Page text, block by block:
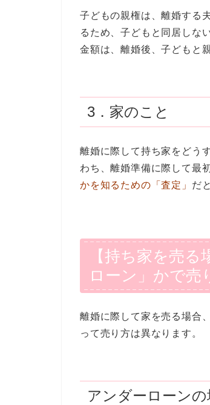
子どもの親権は、離婚する
るため、子どもと同居しな
金額は、離婚後、子どもと
3．家のこと
離婚に際して持ち家をどう
わち、離婚準備に際して最
かを知るための「査定」 だ
【持ち家を売
ローン」かで売
離婚に際して家を売る場合
って売り方は異なります。
アンダーローンの